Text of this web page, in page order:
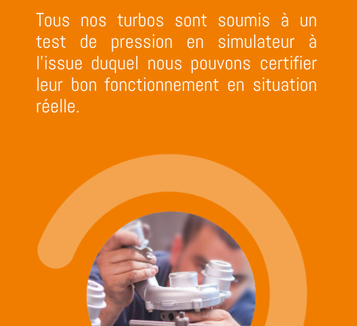
Tous nos turbos sont soumis à un
test de pression en simulateur à
l’issue duquel nous pouvons certifier
leur bon fonctionnement en situation
réelle.